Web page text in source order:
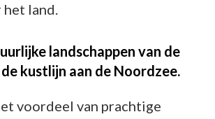
land.
landschappen van de
kustlijn aan de Noordzee.
voordeel van prachtige